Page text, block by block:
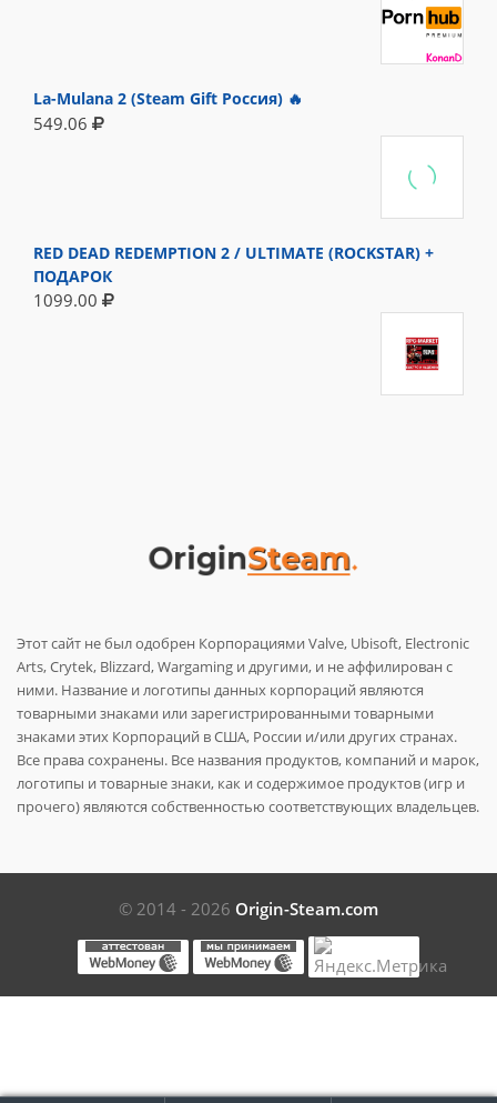
La-Mulana 2 (Steam Gift Россия) 🔥
549.06
RED DEAD REDEMPTION 2 / ULTIMATE (ROCKSTAR) +
ПОДАРОК
1099.00
Этот сайт не был одобрен Корпорациями Valve, Ubisoft, Electronic
Arts, Crytek, Blizzard, Wargaming и другими, и не аффилирован с
ними. Название и логотипы данных корпораций являются
товарными знаками или зарегистрированными товарными
знаками этих Корпораций в США, России и/или других странах.
Все права сохранены. Все названия продуктов, компаний и марок,
логотипы и товарные знаки, как и содержимое продуктов (игр и
прочего) являются собственностью соответствующих владельцев.
© 2014 - 2026 Origin-Steam.com